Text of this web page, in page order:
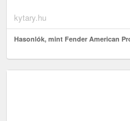
kytary.hu
Hasonlók, mint Fender American